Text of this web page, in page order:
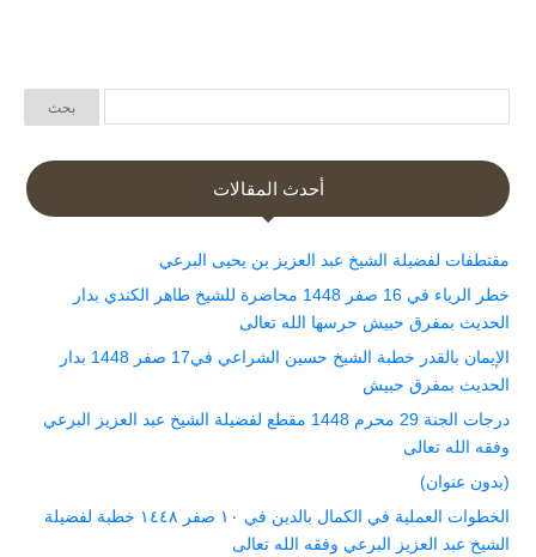
أحدث المقالات
مقتطفات لفضيلة الشيخ عبد العزيز بن يحيى البرعي
خطر الرياء في 16 صفر 1448 محاضرة للشيخ طاهر الكندي بدار
الحديث بمفرق حبيش حرسها الله تعالى
الإيمان بالقدر خطبة الشيخ حسين الشراعي في17 صفر 1448 بدار
الحديث بمفرق حبيش
درجات الجنة 29 محرم 1448 مقطع لفضيلة الشيخ عبد العزيز البرعي
وفقه الله تعالى
(بدون عنوان)
الخطوات العملية في الكمال بالدين في ١٠ صفر ١٤٤٨ خطبة لفضيلة
الشيخ عبد العزيز البرعي وفقه الله تعالى